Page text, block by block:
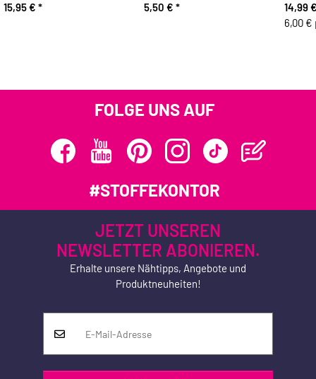
15,95 € * 5,50 € *
14,99
6,00 €
FOLGE UNS AUF
#STOFFEKONTOR
JETZT UNSEREN
NEWSLETTER ABONIEREN.
Erhalte unsere Nähtipps, Angebote und
Produktneuheiten!